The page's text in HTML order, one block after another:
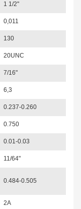
1 1/2"
0,011
130
20UNC
7/16"
6,3
0.237-0.260
0.750
0.01-0.03
11/64"
0.484-0.505
2A